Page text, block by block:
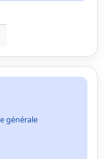
générale